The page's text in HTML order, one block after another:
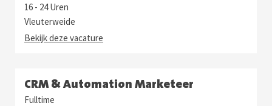
16 - 24 Uren
Vleuterweide
Bekijk deze vacature
CRM & Automation Marketeer
Fulltime